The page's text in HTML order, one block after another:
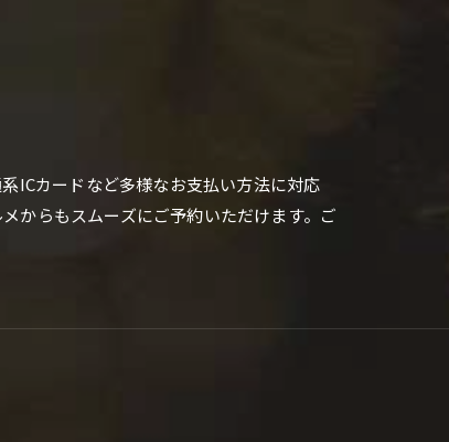
ICカードなど多様なお支払い方法に対応
からもスムーズにご予約いただけます。ご